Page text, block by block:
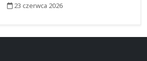
23 czerwca 2026